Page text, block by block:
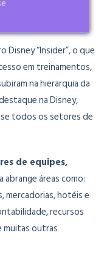
Disney “Insider”, o que
em treinamentos,
na hierarquia da
na Disney,
todos os setores de
de equipes,
abrange áreas como:
mercadorias, hotéis e
recursos
outras